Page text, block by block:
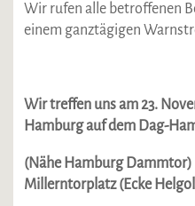
Wir rufen alle betroffenen
einem ganztägigen
Wir treffen uns am 23.
Hamburg auf dem Dag-
(Nähe Hamburg
Millerntorplatz (Ecke